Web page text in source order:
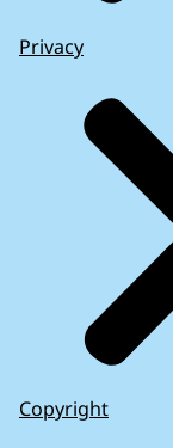
Privacy
Copyright